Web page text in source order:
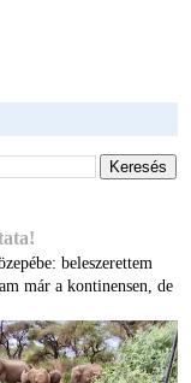
beleszerettem
már a kontinensen, de